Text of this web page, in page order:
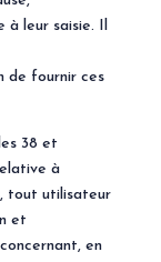
à leur saisie. Il
de fournir ces
38 et
à
tout utilisateur
et
en